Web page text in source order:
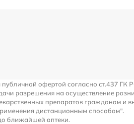
офертой согласно ст.437 ГК
разрешения на осуществление
препаратов гражданам и
дистанционным способом".
ближайшей аптеки.